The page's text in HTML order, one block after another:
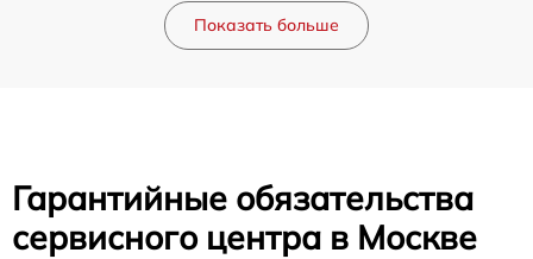
Показать больше
Гарантийные обязательства
сервисного центра в Москве